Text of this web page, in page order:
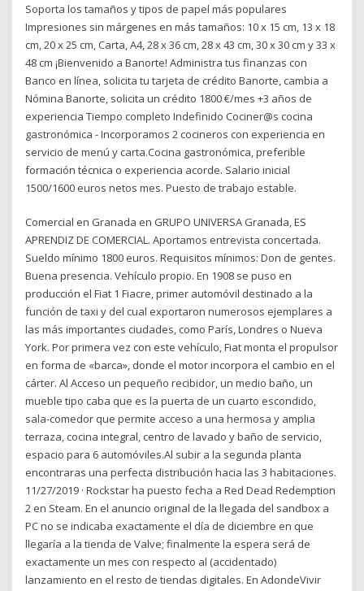
Soporta los tamaños y tipos de papel más populares
Impresiones sin márgenes en más tamaños: 10 x 15 cm, 13 x 18
cm, 20 x 25 cm, Carta, A4, 28 x 36 cm, 28 x 43 cm, 30 x 30 cm y 33 x
48 cm ¡Bienvenido a Banorte! Administra tus finanzas con
Banco en línea, solicita tu tarjeta de crédito Banorte, cambia a
Nómina Banorte, solicita un crédito 1800 €/mes +3 años de
experiencia Tiempo completo Indefinido Cociner@s cocina
gastronómica - Incorporamos 2 cocineros con experiencia en
servicio de menú y carta.Cocina gastronómica, preferible
formación técnica o experiencia acorde. Salario inicial
1500/1600 euros netos mes. Puesto de trabajo estable.
Comercial en Granada en GRUPO UNIVERSA Granada, ES
APRENDIZ DE COMERCIAL. Aportamos entrevista concertada.
Sueldo mínimo 1800 euros. Requisitos mínimos: Don de gentes.
Buena presencia. Vehículo propio. En 1908 se puso en
producción el Fiat 1 Fiacre, primer automóvil destinado a la
función de taxi y del cual exportaron numerosos ejemplares a
las más importantes ciudades, como París, Londres o Nueva
York. Por primera vez con este vehículo, Fiat monta el propulsor
en forma de «barca», donde el motor incorpora el cambio en el
cárter. Al Acceso un pequeño recibidor, un medio baño, un
mueble tipo caba que es la puerta de un cuarto escondido,
sala-comedor que permite acceso a una hermosa y amplia
terraza, cocina integral, centro de lavado y baño de servicio,
espacio para 6 automóviles.Al subir a la segunda planta
encontraras una perfecta distribución hacia las 3 habitaciones.
11/27/2019 · Rockstar ha puesto fecha a Red Dead Redemption
2 en Steam. En el anuncio original de la llegada del sandbox a
PC no se indicaba exactamente el día de diciembre en que
llegaría a la tienda de Valve; finalmente la espera será de
exactamente un mes con respecto al (accidentado)
lanzamiento en el resto de tiendas digitales. En AdondeVivir